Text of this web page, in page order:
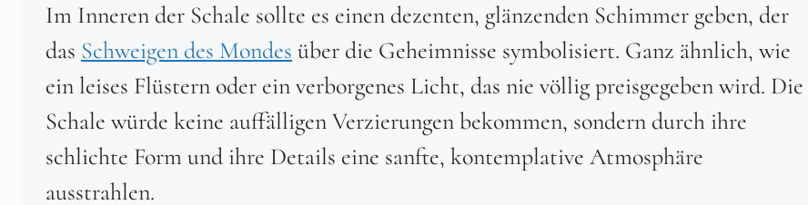
Im Inneren der Schale sollte es einen dezenten, glänzenden Schimmer geben, der
das Schweigen des Mondes über die Geheimnisse symbolisiert. Ganz ähnlich, wie
ein leises Flüstern oder ein verborgenes Licht, das nie völlig preisgegeben wird. Die
Schale würde keine auffälligen Verzierungen bekommen, sondern durch ihre
schlichte Form und ihre Details eine sanfte, kontemplative Atmosphäre
ausstrahlen.